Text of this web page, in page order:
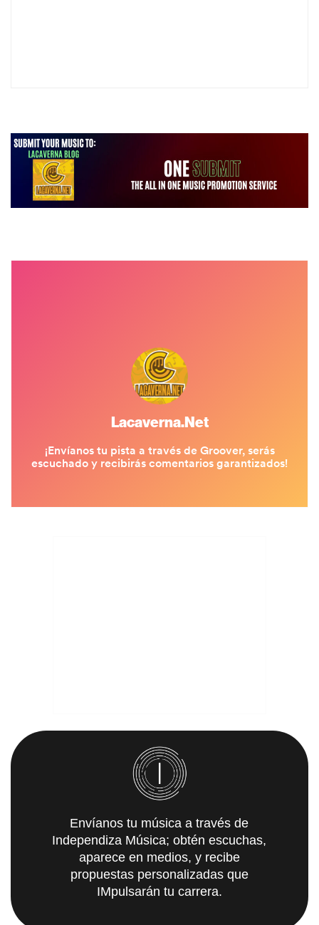
Envíanos tu música a través de
Independiza Música; obtén escuchas,
aparece en medios, y recibe
propuestas personalizadas que
IMpulsarán tu carrera.